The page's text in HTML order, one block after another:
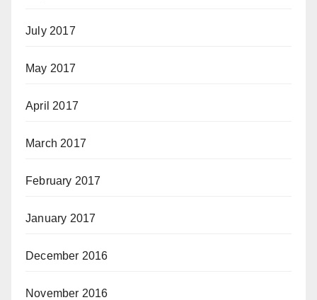
July 2017
May 2017
April 2017
March 2017
February 2017
January 2017
December 2016
November 2016